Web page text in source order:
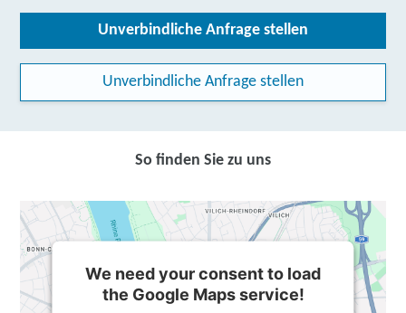
Unverbindliche Anfrage stellen
Unverbindliche Anfrage stellen
So finden Sie zu uns
We need your consent to load
the Google Maps service!